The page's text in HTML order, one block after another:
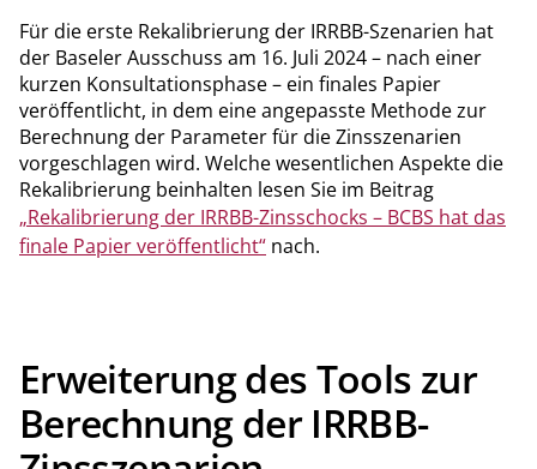
Für die erste Rekalibrierung der IRRBB-Szenarien hat
der Baseler Ausschuss am 16. Juli 2024 – nach einer
kurzen Konsultationsphase – ein finales Papier
veröffentlicht, in dem eine angepasste Methode zur
Berechnung der Parameter für die Zinsszenarien
vorgeschlagen wird. Welche wesentlichen Aspekte die
Rekalibrierung beinhalten lesen Sie im Beitrag
„Rekalibrierung der IRRBB-Zinsschocks – BCBS hat das
finale Papier veröffentlicht“ nach.
Erweiterung des Tools zur
Berechnung der IRRBB-